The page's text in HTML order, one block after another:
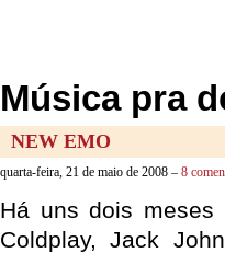
Música pra
NEW EMO
quarta-feira, 21 de maio de 2008 – 8
Há uns dois
Coldplay, Jack